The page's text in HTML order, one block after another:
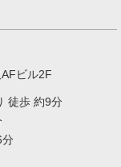
ビル2F
徒歩 約9分
分